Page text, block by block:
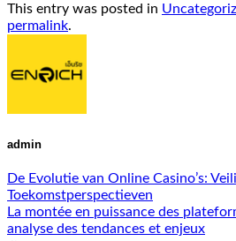
This entry was posted in
permalink.
admin
De Evolutie van Online Casino’s:
Toekomstperspectieven
La montée en puissance des
analyse des tendances et enjeux